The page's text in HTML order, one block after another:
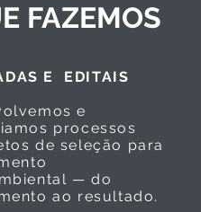
FAZEMOS
E EDITAIS
e
processos
de seleção para
— do
ao resultado.